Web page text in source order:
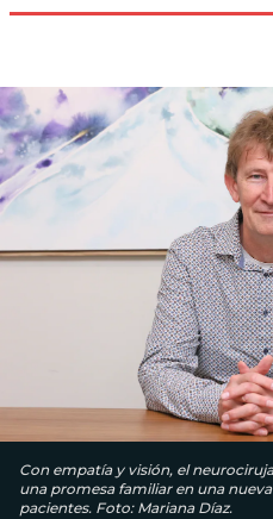
Con empatía y visión, el
una promesa familiar en una
pacientes. Foto: Mariana Díaz.